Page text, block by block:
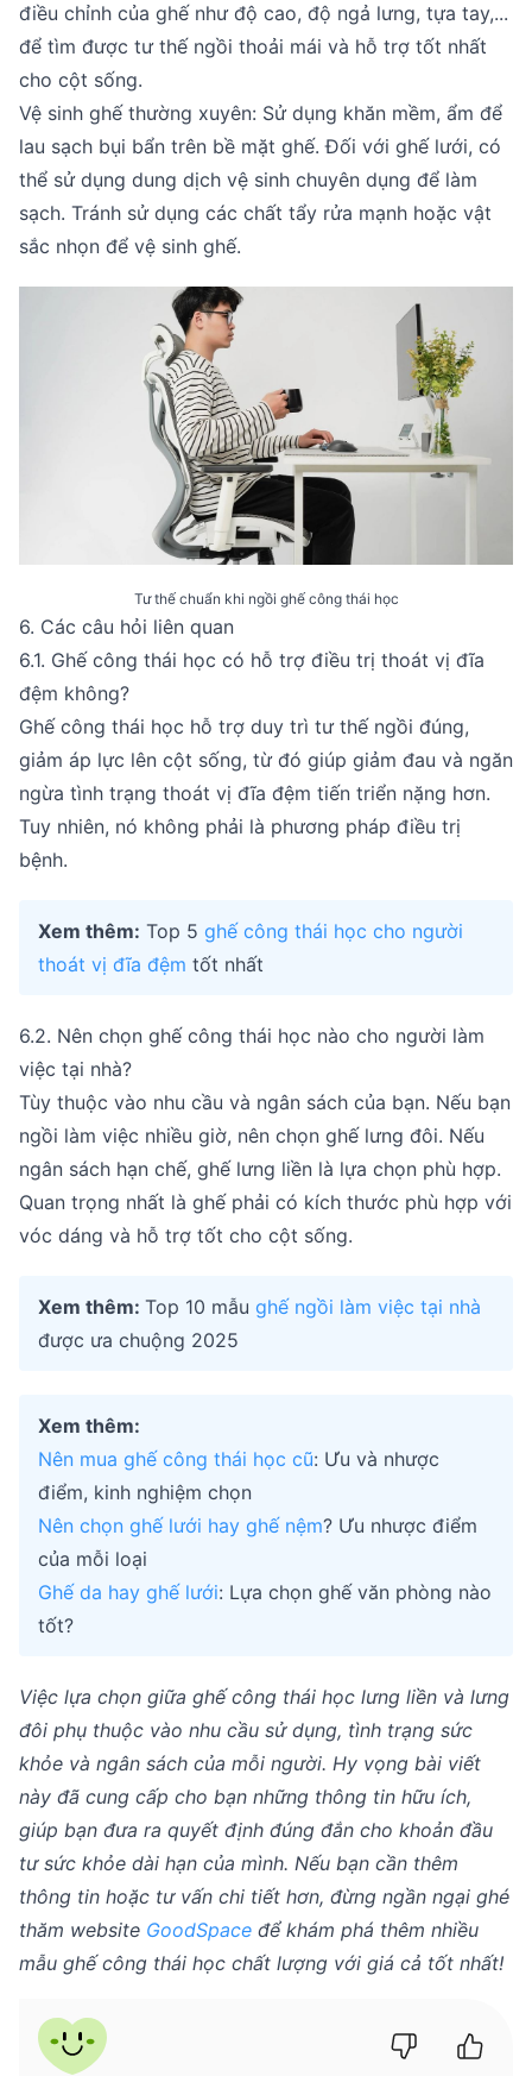
điều chỉnh của ghế như độ cao, độ ngả lưng, tựa tay,...
để tìm được tư thế ngồi thoải mái và hỗ trợ tốt nhất
cho cột sống.
Vệ sinh ghế thường xuyên: Sử dụng khăn mềm, ẩm để
lau sạch bụi bẩn trên bề mặt ghế. Đối với ghế lưới, có
thể sử dụng dung dịch vệ sinh chuyên dụng để làm
sạch. Tránh sử dụng các chất tẩy rửa mạnh hoặc vật
sắc nhọn để vệ sinh ghế.
Tư thế chuẩn khi ngồi ghế công thái học
6. Các câu hỏi liên quan
6.1. Ghế công thái học có hỗ trợ điều trị thoát vị đĩa
đệm không?
Ghế công thái học hỗ trợ duy trì tư thế ngồi đúng,
giảm áp lực lên cột sống, từ đó giúp giảm đau và ngăn
ngừa tình trạng thoát vị đĩa đệm tiến triển nặng hơn.
Tuy nhiên, nó không phải là phương pháp điều trị
bệnh.
Xem thêm: Top 5 ghế công thái học cho người
thoát vị đĩa đệm tốt nhất
6.2. Nên chọn ghế công thái học nào cho người làm
việc tại nhà?
Tùy thuộc vào nhu cầu và ngân sách của bạn. Nếu bạn
ngồi làm việc nhiều giờ, nên chọn ghế lưng đôi. Nếu
ngân sách hạn chế, ghế lưng liền là lựa chọn phù hợp.
Quan trọng nhất là ghế phải có kích thước phù hợp với
vóc dáng và hỗ trợ tốt cho cột sống.
Xem thêm: Top 10 mẫu ghế ngồi làm việc tại nhà
được ưa chuộng 2025
Xem thêm:
Nên mua ghế công thái học cũ: Ưu và nhược
điểm, kinh nghiệm chọn
Nên chọn ghế lưới hay ghế nệm? Ưu nhược điểm
của mỗi loại
Ghế da hay ghế lưới: Lựa chọn ghế văn phòng nào
tốt?
Việc lựa chọn giữa ghế công thái học lưng liền và lưng
đôi phụ thuộc vào nhu cầu sử dụng, tình trạng sức
khỏe và ngân sách của mỗi người. Hy vọng bài viết
này đã cung cấp cho bạn những thông tin hữu ích,
giúp bạn đưa ra quyết định đúng đắn cho khoản đầu
tư sức khỏe dài hạn của mình. Nếu bạn cần thêm
thông tin hoặc tư vấn chi tiết hơn, đừng ngần ngại ghé
thăm website GoodSpace để khám phá thêm nhiều
mẫu ghế công thái học chất lượng với giá cả tốt nhất!